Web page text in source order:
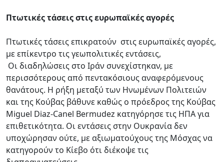
Πτωτικές τάσεις στις ευρωπαϊκές αγορές
Πτωτικές τάσεις επικρατούν στις ευρωπαϊκές αγορές,
με επίκεντρο τις γεωπολιτικές εντάσεις,
Οι διαδηλώσεις στο Ιράν συνεχίστηκαν, με
περισσότερους από πεντακόσιους αναφερόμενους
θανάτους. Η ρήξη μεταξύ των Ηνωμένων Πολιτειών
και της Κούβας βάθυνε καθώς ο πρόεδρος της Κούβας
Miguel Diaz-Canel Bermudez κατηγόρησε τις ΗΠΑ για
επιθετικότητα. Οι εντάσεις στην Ουκρανία δεν
υποχώρησαν ούτε, με αξιωματούχους της Μόσχας να
κατηγορούν το Κίεβο ότι διέκοψε τις